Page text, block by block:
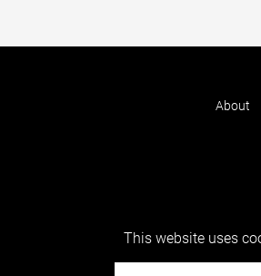
About
This website uses